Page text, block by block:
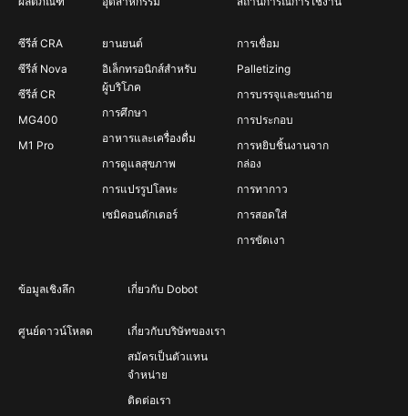
ซีรีส์ CRA
ซีรีส์ Nova
ซีรีส์ CR
MG400
M1 Pro
ยานยนต์
อิเล็กทรอนิกส์สำหรับ
ผู้บริโภค
การศึกษา
อาหารและเครื่องดื่ม
การดูแลสุขภาพ
การแปรรูปโลหะ
เซมิคอนดักเตอร์
การเชื่อม
Palletizing
การบรรจุและขนถ่าย
การประกอบ
การหยิบชิ้นงานจาก
กล่อง
การทากาว
การสอดใส่
การขัดเงา
ข้อมูลเชิงลึก
ศูนย์ดาวน์โหลด
เกี่ยวกับ Dobot
เกี่ยวกับบริษัทของเรา
สมัครเป็นตัวแทน
จำหน่าย
ติดต่อเรา